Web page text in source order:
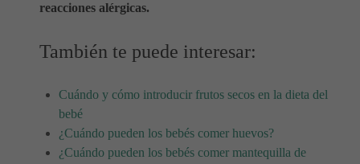
reacciones alérgicas.
También te puede interesar:
Cuándo y cómo introducir frutos secos en la dieta del
bebé
¿Cuándo pueden los bebés comer huevos?
¿Cuándo pueden los bebés comer mantequilla de